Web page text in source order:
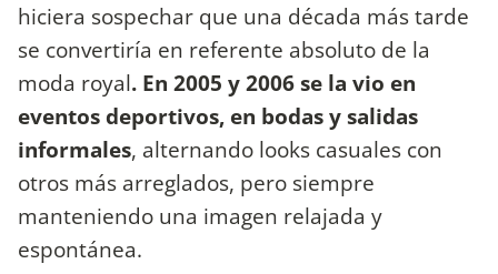
hiciera sospechar que una década más tarde
se convertiría en referente absoluto de la
moda royal. En 2005 y 2006 se la vio en
eventos deportivos, en bodas y salidas
informales, alternando looks casuales con
otros más arreglados, pero siempre
manteniendo una imagen relajada y
espontánea.